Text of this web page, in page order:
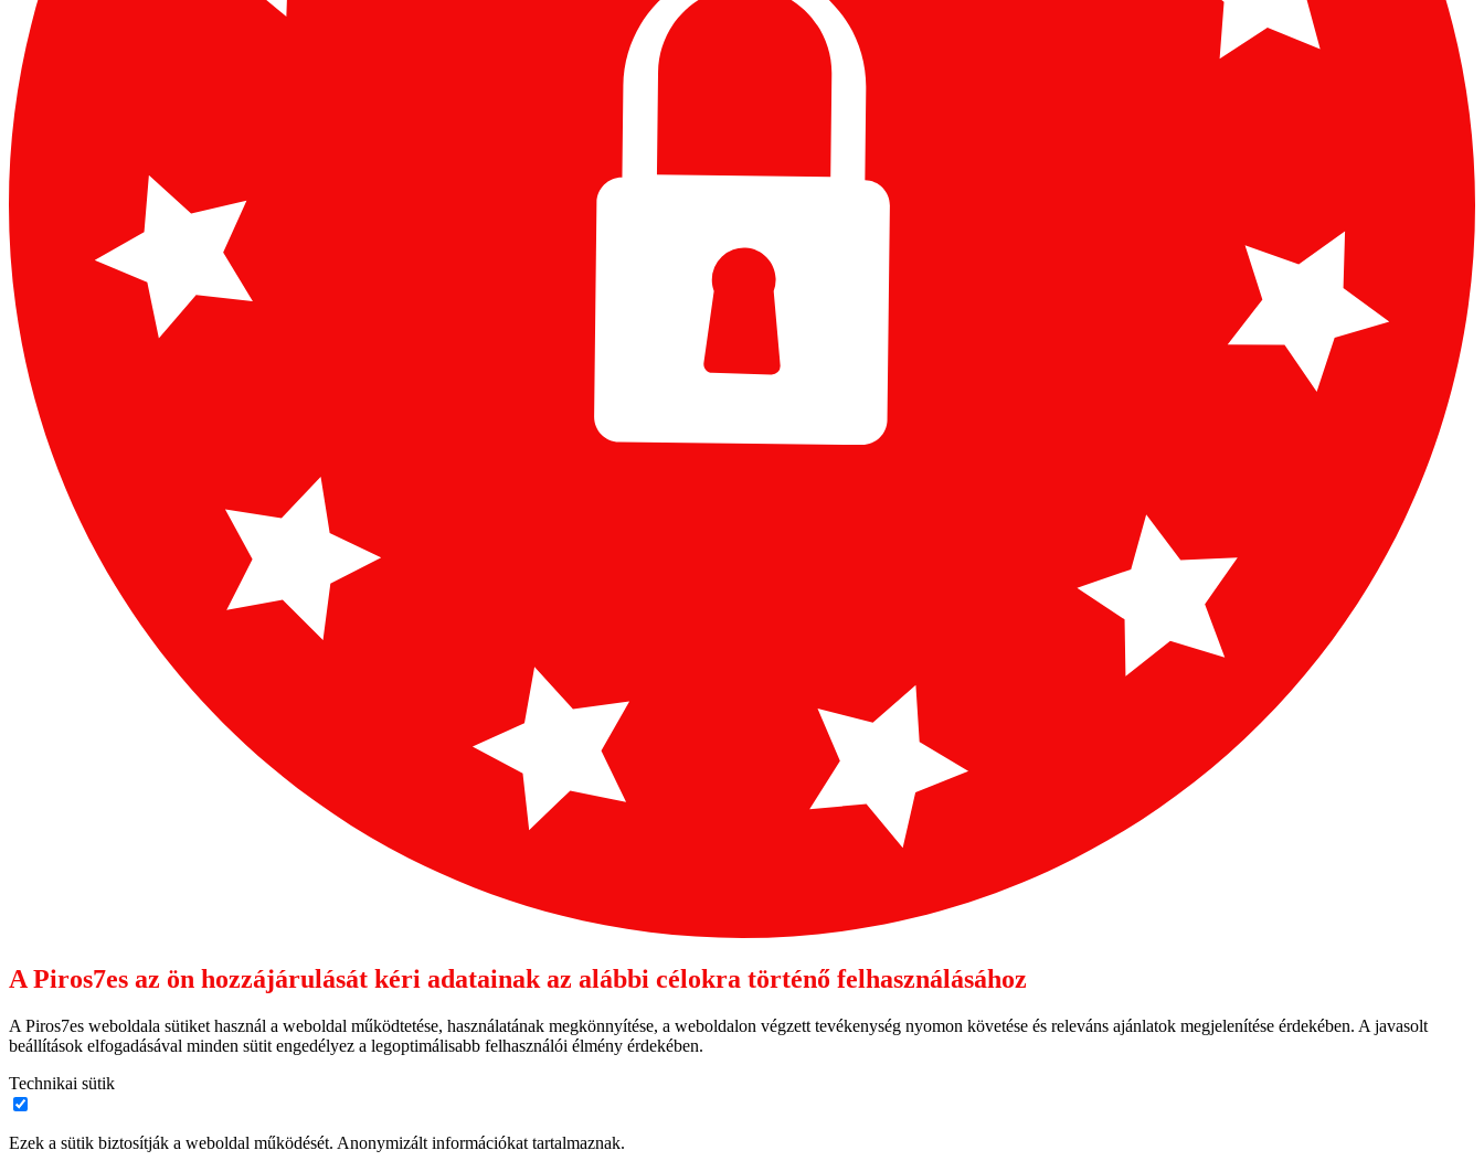
A Piros7es az ön hozzájárulását kéri adatainak az alábbi célokra történő felhasználásához
A Piros7es weboldala sütiket használ a weboldal működtetése, használatának megkönnyítése, a weboldalon végzett tevékenység nyomon követése és releváns ajánlatok megjelenítése érdekében. A javasolt
beállítások elfogadásával minden sütit engedélyez a legoptimálisabb felhasználói élmény érdekében.
Technikai sütik
Ezek a sütik biztosítják a weboldal működését. Anonymizált információkat tartalmaznak.